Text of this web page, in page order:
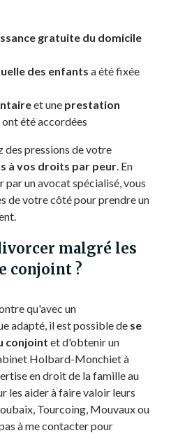
gratuite du domicile
des enfants a été fixée
et une prestation
été accordées
des pressions de votre
à vos droits par peur. En
un avocat spécialisé, vous
de votre côté pour prendre un
malgré les
conjoint ?
qu'avec un
adapté, il est possible de se
conjoint et d'obtenir un
Holbard-Monchiet à
en droit de la famille au
les aider à faire valoir leurs
Tourcoing, Mouvaux ou
à me contacter pour